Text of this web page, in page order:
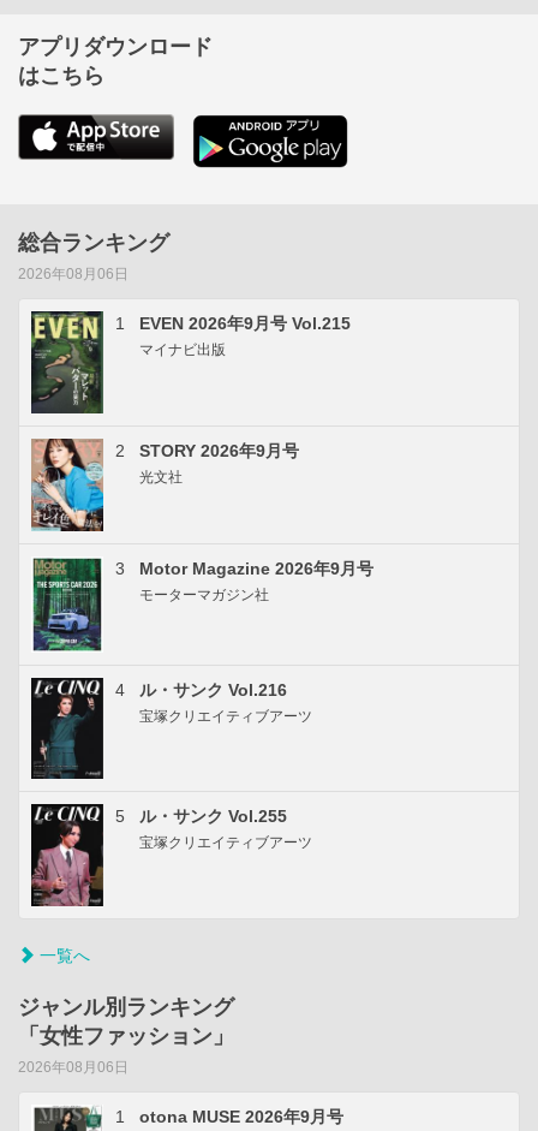
アプリダウンロード
はこちら
総合ランキング
2026年08月06日
1 EVEN 2026年9月号 Vol.215
マイナビ出版
2 STORY 2026年9月号
光文社
3 Motor Magazine 2026年9月号
モーターマガジン社
4 ル・サンク Vol.216
宝塚クリエイティブアーツ
5 ル・サンク Vol.255
宝塚クリエイティブアーツ
一覧へ
ジャンル別ランキング
「女性ファッション」
2026年08月06日
1 otona MUSE 2026年9月号